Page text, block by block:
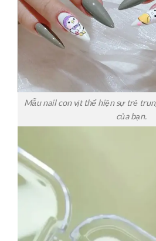
Mẫu nail con vịt thể hiện sự trẻ
của bạn.